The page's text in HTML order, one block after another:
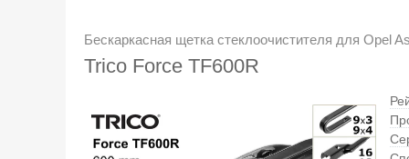
Бескаркасная щетка стеклоочистителя для Opel
Trico Force TF600R